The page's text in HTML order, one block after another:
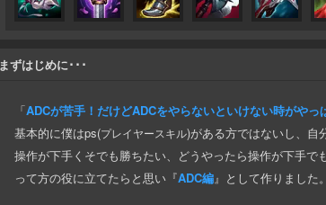
まずはじめに･･･
「ADCが苦手！だけどADCをやらないといけない時がやっ
基本的に僕はps(プレイヤースキル)がある方ではないし、自
操作が下手くそでも勝ちたい、どうやったら操作が下手で
って方の役に立てたらと思い『ADC編』として作りました。